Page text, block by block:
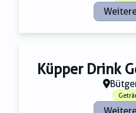
Küpper Drink